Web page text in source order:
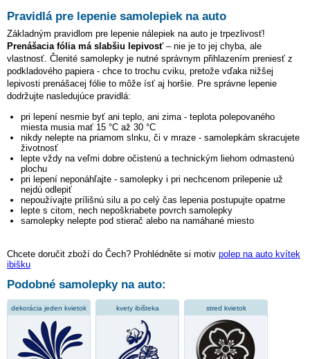
Pravidlá pre lepenie samolepiek na auto
Základným pravidlom pre lepenie nálepiek na auto je trpezlivosť!
Prenášacia fólia má slabšiu lepivosť– nie je to jej chyba, ale
vlastnosť. Členité samolepky je nutné správnym přihlazením preniesť z
podkladového papiera - chce to trochu cviku, pretože vďaka nižšej
lepivosti prenášacej fólie to môže ísť aj horšie. Pre správne lepenie
dodržujte nasledujúce pravidlá:
pri lepení nesmie byť ani teplo, ani zima - teplota polepovaného
miesta musia mať 15 °C až 30 °C
nikdy nelepte na priamom slnku, či v mraze - samolepkám skracujete
životnosť
lepte vždy na veľmi dobre očistenú a technickým liehom odmastenú
plochu
pri lepení neponáhľajte - samolepky i pri nechcenom prilepenie už
nejdú odlepiť
nepoužívajte prílišnú silu a po celý čas lepenia postupujte opatrne
lepte s citom, nech nepoškriabete povrch samolepky
samolepky nelepte pod stierač alebo na namáhané miesto
Chcete doručit zboží do Čech? Prohlédněte si motiv polep na auto kvítek
ibišku
Podobné samolepky na auto:
dekorácia jeden kvietok kvety ibišteka stred kvietok